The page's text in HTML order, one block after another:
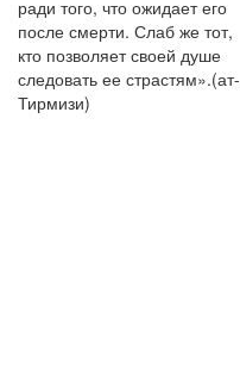
ради того, что ожидает его
после смерти. Слаб же тот,
кто позволяет своей душе
следовать ее страстям».(ат-
Тирмизи)